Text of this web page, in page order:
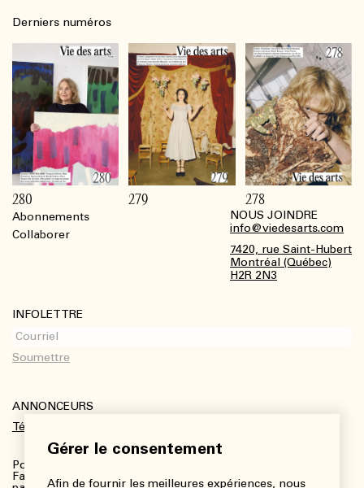
Gérer le consentement
Afin de fournir les meilleures expériences, nous
Abonnements
Collaborer
NOUS JOINDRE
info@viedesarts.com
7420, rue Saint-Hubert
Montréal (Québec)
H2R 2N3
INFOLETTRE
ANNONCEURS
Télécharger le kit média
Pour plus de renseignements :
Fanny Charbonneau, Responsable des communications,
Derniers numéros
280 279 278